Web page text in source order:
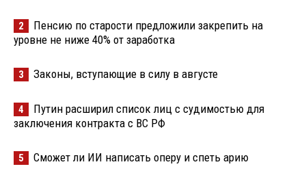
2
Пенсию по старости предложили закрепить на
уровне не ниже 40% от заработка
3 Законы, вступающие в силу в августе
4
Путин расширил список лиц с судимостью для
заключения контракта с ВС РФ
5 Сможет ли ИИ написать оперу и спеть арию